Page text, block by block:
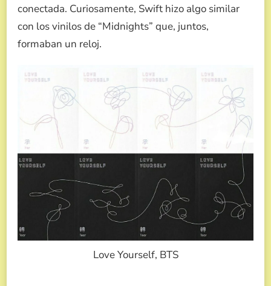
conectada. Curiosamente, Swift hizo algo similar
con los vinilos de “Midnights” que, juntos,
formaban un reloj.
Love Yourself, BTS